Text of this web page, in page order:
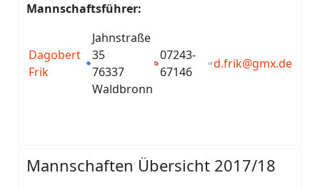
Mannschaftsführer:
Dagobert
Frik
Jahnstraße
35
76337
Waldbronn
07243-
67146
d.frik@gmx.de
Mannschaften Übersicht 2017/18